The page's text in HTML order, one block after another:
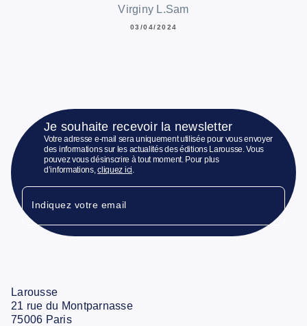
Virginy L.Sam
03/04/2024
Je souhaite recevoir la newsletter
Votre adresse e-mail sera uniquement utilisée pour vous envoyer
des informations sur les actualités des éditions Larousse. Vous
pouvez vous désinscrire à tout moment. Pour plus
d’informations,cliquez ici
Indiquez votre email
Larousse
21 rue du Montparnasse
75006 Paris